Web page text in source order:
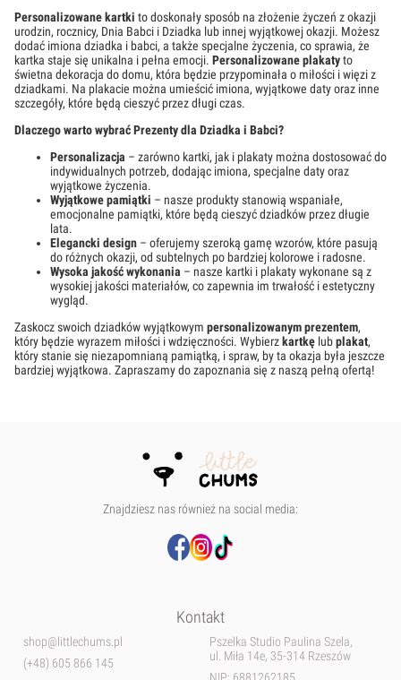
Personalizowane kartki to doskonały sposób na złożenie życzeń z okazji
urodzin, rocznicy, Dnia Babci i Dziadka lub innej wyjątkowej okazji. Możesz
dodać imiona dziadka i babci, a także specjalne życzenia, co sprawia, że
kartka staje się unikalna i pełna emocji. Personalizowane plakatyto
świetna dekoracja do domu, która będzie przypominała o miłości i więzi z
dziadkami. Na plakacie można umieścić imiona, wyjątkowe daty oraz inne
szczegóły, które będą cieszyć przez długi czas.
Dlaczego warto wybrać Prezenty dla Dziadka i Babci?
Personalizacja – zarówno kartki, jak i plakaty można dostosować do
indywidualnych potrzeb, dodając imiona, specjalne daty oraz
wyjątkowe życzenia.
Wyjątkowe pamiątki – nasze produkty stanowią wspaniałe,
emocjonalne pamiątki, które będą cieszyć dziadków przez długie
lata.
Elegancki design– oferujemy szeroką gamę wzorów, które pasują
do różnych okazji, od subtelnych po bardziej kolorowe i radosne.
Wysoka jakość wykonania – nasze kartki i plakaty wykonane są z
wysokiej jakości materiałów, co zapewnia im trwałość i estetyczny
wygląd.
Zaskocz swoich dziadków wyjątkowym personalizowanym prezentem,
który będzie wyrazem miłości i wdzięczności. Wybierzkartkęlubplakat,
który stanie się niezapomnianą pamiątką, i spraw, by ta okazja była jeszcze
bardziej wyjątkowa. Zapraszamy do zapoznania się z naszą pełną ofertą!
Znajdziesz nas również na social media:
Kontakt
shop@littlechums.pl
(+48) 605 866 145
Pszelka Studio Paulina Szela,
ul. Miła 14e, 35-314 Rzeszów